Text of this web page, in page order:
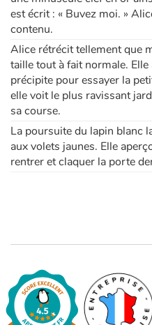
est écrit : « Buvez moi. »
contenu.
Alice rétrécit tellement que
taille tout à fait normale.
précipite pour essayer la
elle voit le plus ravissant
sa course.
La poursuite du lapin blanc
aux volets jaunes. Elle
rentrer et claquer la porte